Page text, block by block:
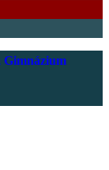
Gimnázium